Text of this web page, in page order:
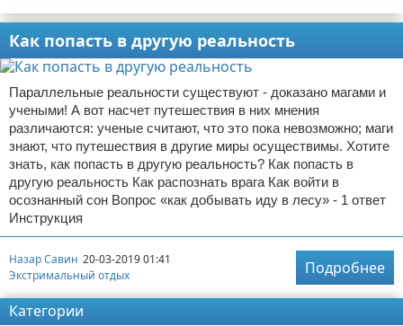
Как попасть в другую реальность
Параллельные реальности существуют - доказано магами и
учеными! А вот насчет путешествия в них мнения
различаются: ученые считают, что это пока невозможно; маги
знают, что путешествия в другие миры осуществимы. Хотите
знать, как попасть в другую реальность? Как попасть в
другую реальность Как распознать врага Как войти в
осознанный сон Вопрос «как добывать иду в лесу» - 1 ответ
Инструкция
Назар Савин 20-03-2019 01:41
Экстримальный отдых
Подробнее
Категории